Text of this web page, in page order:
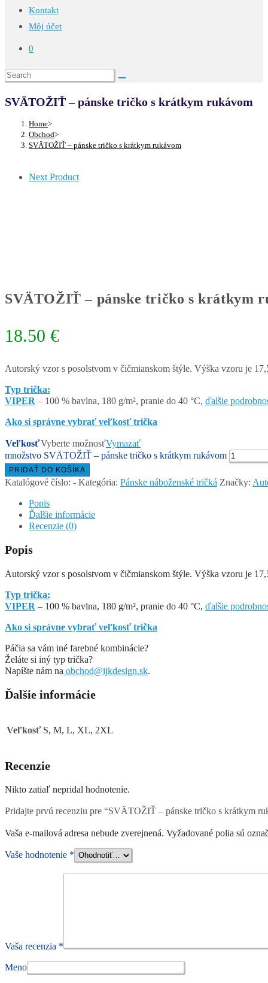
Kontakt
Môj účet
0
SVÄTOŽIŤ – pánske tričko s krátkym rukávom
Home>
Obchod>
SVÄTOŽIŤ – pánske tričko s krátkym rukávom
Next Product
SVÄTOŽIŤ – pánske tričko s krátkym
18.50 €
Autorský vzor s posolstvom v čičmianskom štýle. Výška vzoru je
Typ trička:
VIPER – 100 % bavlna, 180 g/m², pranie do 40 °C, ďalšie
Ako si správne vybrať veľkosť trička
VeľkosťVyberte možnosťVymazať
množstvo SVÄTOŽIŤ – pánske tričko s krátkym rukávom
PRIDAŤ DO KOŠÍKA
Katalógové číslo: - Kategória: Pánske náboženské tričká Značky:
Popis
Ďalšie informácie
Recenzie (0)
Popis
Autorský vzor s posolstvom v čičmianskom štýle. Výška vzoru je
Typ trička:
VIPER – 100 % bavlna, 180 g/m², pranie do 40 °C, ďalšie
Ako si správne vybrať veľkosť trička
Páčia sa vám iné farebné kombinácie?
Želáte si iný typ trička?
Napíšte nám na obchod@ijkdesign.sk.
Ďalšie informácie
Veľkosť S, M, L, XL, 2XL
Recenzie
Nikto zatiaľ nepridal hodnotenie.
Pridajte prvú recenziu pre “SVÄTOŽIŤ – pánske tričko s krátkym
Vaša e-mailová adresa nebude zverejnená. Vyžadované polia sú
Vaše hodnotenie *
Vaša recenzia *
Meno